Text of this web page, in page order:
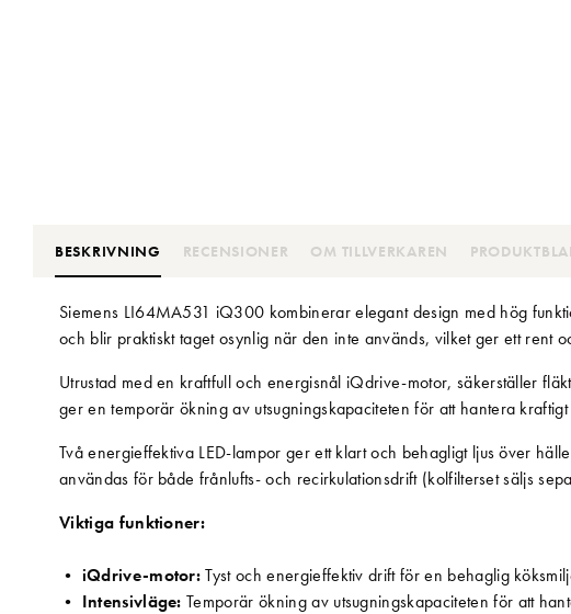
BESKRIVNING RECENSIONER OM TILLVERKAREN
Siemens LI64MA531 iQ300 kombinerar elegant design med hög
och blir praktiskt taget osynlig när den inte används, vilket ger ett rent
Utrustad med en kraftfull och energisnål iQdrive-motor, säkerställer
ger en temporär ökning av utsugningskapaciteten för att hantera
Två energieffektiva LED-lampor ger ett klart och behagligt ljus över
användas för både frånlufts- och recirkulationsdrift (kolfilterset säljs
Viktiga funktioner:
• iQdrive-motor:Tyst och energieffektiv drift för en behaglig
• Intensivläge: Temporär ökning av utsugningskapaciteten för att